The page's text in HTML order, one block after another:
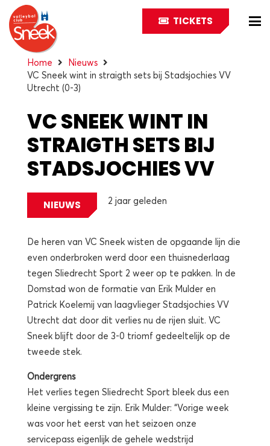
TICKETS
Home
Nieuws
VC Sneek wint in straigth sets bij Stadsjochies VV
Utrecht (0-3)
VC SNEEK WINT IN
STRAIGTH SETS BIJ
STADSJOCHIES VV
UTRECHT (0-3)
NIEUWS 2 jaar geleden
De heren van VC Sneek wisten de opgaande lijn die
even onderbroken werd door een thuisnederlaag
tegen Sliedrecht Sport 2 weer op te pakken. In de
Domstad won de formatie van Erik Mulder en
Patrick Koelemij van laagvlieger Stadsjochies VV
Utrecht dat door dit verlies nu de rijen sluit. VC
Sneek blijft door de 3-0 triomf gedeeltelijk op de
tweede stek.
Ondergrens
Het verlies tegen Sliedrecht Sport bleek dus een
kleine vergissing te zijn. Erik Mulder: “Vorige week
was voor het eerst van het seizoen onze
servicepass eigenlijk de gehele wedstrijd